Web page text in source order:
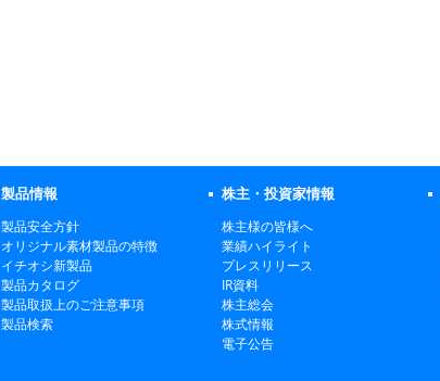
製品情報
製品安全方針
オリジナル素材製品の特徴
イチオシ新製品
製品カタログ
製品取扱上のご注意事項
製品検索
株主・投資家情報
株主様の皆様へ
業績ハイライト
プレスリリース
IR資料
株主総会
株式情報
電子公告